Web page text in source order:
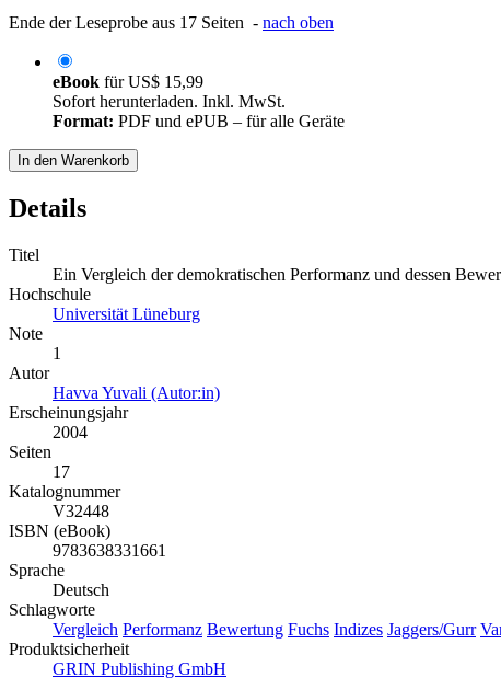
Ende der Leseprobe aus 17 Seiten - nach oben
eBook fürUS$ 15,99
Sofort herunterladen. Inkl. MwSt.
Format: PDF und ePUB – für alle Geräte
In den Warenkorb
Details
Titel
Ein Vergleich der demokratischen Performanz und dessen
Hochschule
Universität Lüneburg
Note
1
Autor
Havva Yuvali (Autor:in)
Erscheinungsjahr
2004
Seiten
17
Katalognummer
V32448
ISBN (eBook)
9783638331661
Sprache
Deutsch
Schlagworte
Vergleich Performanz Bewertung Fuchs Indizes Jaggers/Gurr
Produktsicherheit
GRIN Publishing GmbH